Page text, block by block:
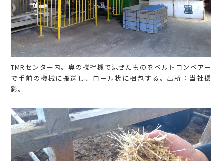
TMRセンター内。奥の撹拌機で混ぜたものをベルトコンベアー
で手前の機械に搬送し、ロール状に梱包する。出所：当社撮
影。